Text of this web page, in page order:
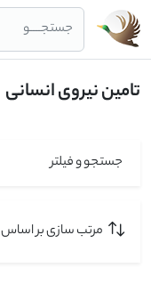
جستجــــو
تامین نیروی انسانی
جستجو و فیلتر
مرتب سازی بر اساس